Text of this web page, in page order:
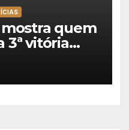
quem
3ª vitória
a